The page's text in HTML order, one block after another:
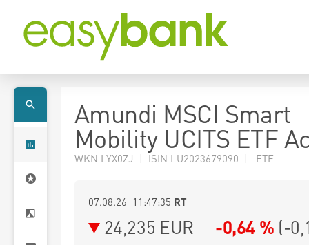
Amundi MSCI Smart
Mobility UCITS ETF
WKN LYX0ZJ | ISIN LU2023679090 | ETF
07.08.26 11:47:35 RT
24,235 EUR -0,64 % (-